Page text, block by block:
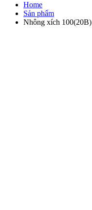
Home
Sản phẩm
Nhông xích 100(20B)